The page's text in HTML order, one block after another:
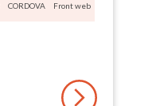
CORDOVA Front web